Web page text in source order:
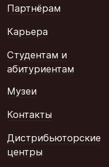
Партнёрам
Карьера
Студентам и
абитуриентам
Музеи
Контакты
Дистрибьюторские
центры